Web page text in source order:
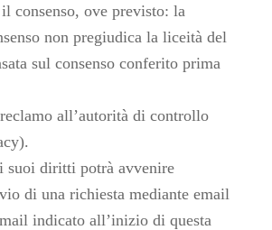
consenso, ove previsto: la
non pregiudica la liceità del
sul consenso conferito prima
all’autorità di controllo
suoi diritti potrà avvenire
di una richiesta mediante email
indicato all’inizio di questa